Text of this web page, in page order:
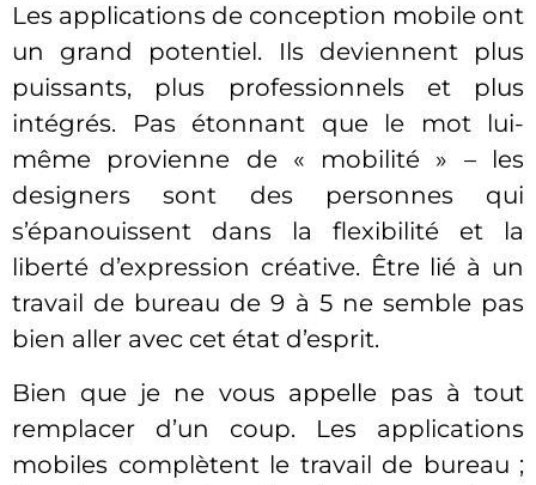
Les applications de conception mobile ont
un grand potentiel. Ils deviennent plus
puissants, plus professionnels et plus
intégrés. Pas étonnant que le mot lui-
même provienne de « mobilité » – les
designers sont des personnes qui
s’épanouissent dans la flexibilité et la
liberté d’expression créative. Être lié à un
travail de bureau de 9 à 5 ne semble pas
bien aller avec cet état d’esprit.
Bien que je ne vous appelle pas à tout
remplacer d’un coup. Les applications
mobiles complètent le travail de bureau ;